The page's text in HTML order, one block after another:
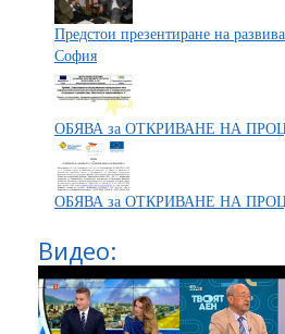
Предстои презентиране на
София
ОБЯВА за ОТКРИВАНЕ НА
ОБЯВА за ОТКРИВАНЕ НА
Видео: